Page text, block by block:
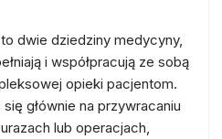
dwie dziedziny medycyny,
i współpracują ze sobą
opieki pacjentom.
głównie na przywracaniu
lub operacjach,